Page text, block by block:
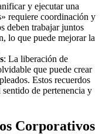
y ejecutar una
requiere coordinación y
deben trabajar juntos
lo que puede mejorar la
: La liberación de
que puede crear
Estos recuerdos
de pertenencia y
Corporativos